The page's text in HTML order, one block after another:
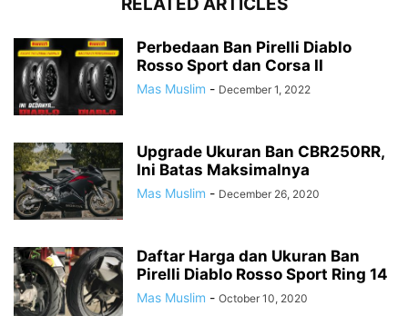
RELATED ARTICLES
Perbedaan Ban Pirelli Diablo
Rosso Sport dan Corsa II
Mas Muslim - December 1, 2022
Upgrade Ukuran Ban CBR250RR,
Ini Batas Maksimalnya
Mas Muslim - December 26, 2020
Daftar Harga dan Ukuran Ban
Pirelli Diablo Rosso Sport Ring 14
Mas Muslim - October 10, 2020